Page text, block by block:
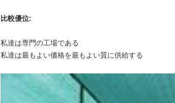
比較優位:
私達は専門の工場である
私達は最もよい価格を最もよい質に供給する